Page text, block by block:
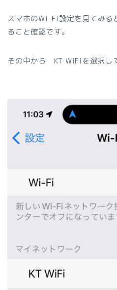
スマホのWi-Fi設定を見てみ
ること確認です。
その中から KT WiFiを選択し